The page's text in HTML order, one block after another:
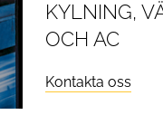
KYLNING,
OCH AC
Kontakta oss